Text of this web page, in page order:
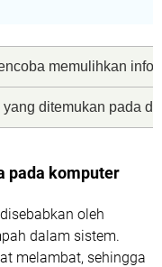
memulihkan
ditemukan pada
pada komputer
oleh
dalam sistem.
melambat, sehingga